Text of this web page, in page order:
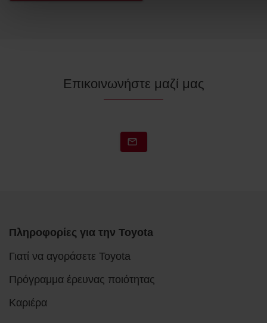
Επικοινωνήστε μαζί μας
Πληροφορίες για την Toyota
Γιατί να αγοράσετε Toyota
Πρόγραμμα έρευνας ποιότητας
Καριέρα